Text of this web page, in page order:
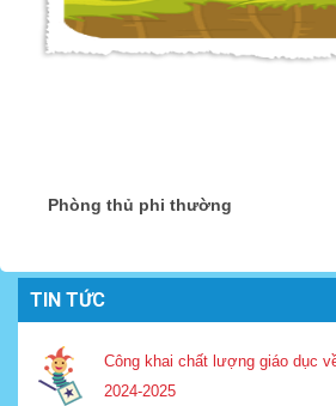
Phòng thủ phi thường
TIN TỨC
Công khai chất lượng giáo dục
2024-2025